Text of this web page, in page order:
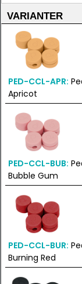
VARIANTER
PED-CCL-APR:
Apricot
PED-CCL-BUB:
Bubble Gum
PED-CCL-BUR:
Burning Red